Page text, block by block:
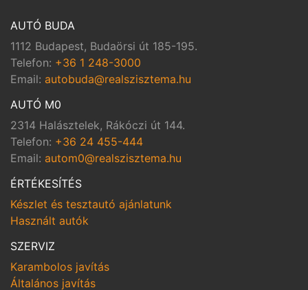
AUTÓ BUDA
1112 Budapest, Budaörsi út 185-195.
Telefon: +36 1 248-3000
Email: autobuda@realszisztema.hu
AUTÓ M0
2314 Halásztelek, Rákóczi út 144.
Telefon: +36 24 455-444
Email: autom0@realszisztema.hu
ÉRTÉKESÍTÉS
Készlet és tesztautó ajánlatunk
Használt autók
SZERVIZ
Karambolos javítás
Általános javítás